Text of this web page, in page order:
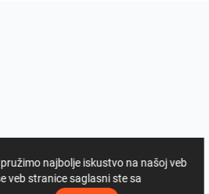
najbolje iskustvo na našoj veb
veb stranice saglasni ste sa